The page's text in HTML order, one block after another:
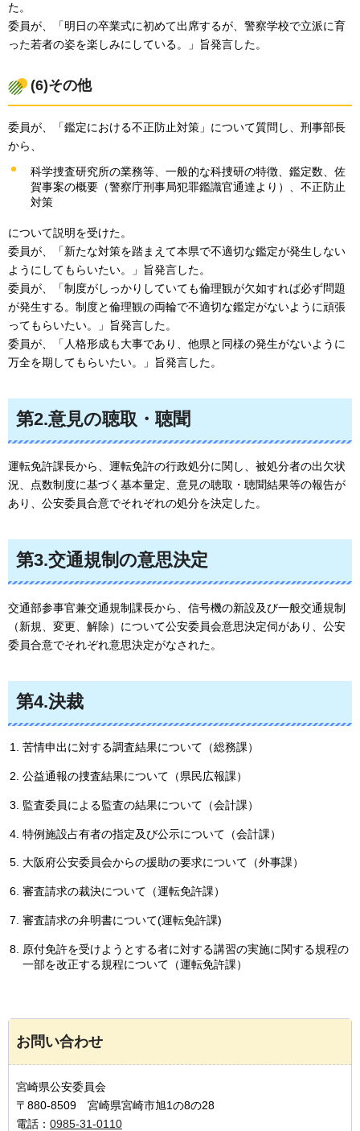
た。
委員が、「明日の卒業式に初めて出席するが、警察学校で立派に育
った若者の姿を楽しみにしている。」旨発言した。
(6)その他
委員が、「鑑定における不正防止対策」について質問し、刑事部長
から、
科学捜査研究所の業務等、一般的な科捜研の特徴、鑑定数、佐
賀事案の概要（警察庁刑事局犯罪鑑識官通達より）、不正防止
対策
について説明を受けた。
委員が、「新たな対策を踏まえて本県で不適切な鑑定が発生しない
ようにしてもらいたい。」旨発言した。
委員が、「制度がしっかりしていても倫理観が欠如すれば必ず問題
が発生する。制度と倫理観の両輪で不適切な鑑定がないように頑張
ってもらいたい。」旨発言した。
委員が、「人格形成も大事であり、他県と同様の発生がないように
万全を期してもらいたい。」旨発言した。
第2.意見の聴取・聴聞
運転免許課長から、運転免許の行政処分に関し、被処分者の出欠状
況、点数制度に基づく基本量定、意見の聴取・聴聞結果等の報告が
あり、公安委員合意でそれぞれの処分を決定した。
第3.交通規制の意思決定
交通部参事官兼交通規制課長から、信号機の新設及び一般交通規制
（新規、変更、解除）について公安委員会意思決定伺があり、公安
委員合意でそれぞれ意思決定がなされた。
第4.決裁
苦情申出に対する調査結果について（総務課）
公益通報の捜査結果について（県民広報課）
監査委員による監査の結果について（会計課）
特例施設占有者の指定及び公示について（会計課）
大阪府公安委員会からの援助の要求について（外事課）
審査請求の裁決について（運転免許課）
審査請求の弁明書について(運転免許課)
原付免許を受けようとする者に対する講習の実施に関する規程の
一部を改正する規程について（運転免許課）
お問い合わせ
宮崎県公安委員会
〒880-8509 宮崎県宮崎市旭1の8の28
電話： 0985-31-0110